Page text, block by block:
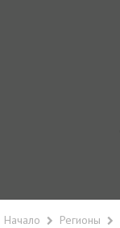
Начало Регионы